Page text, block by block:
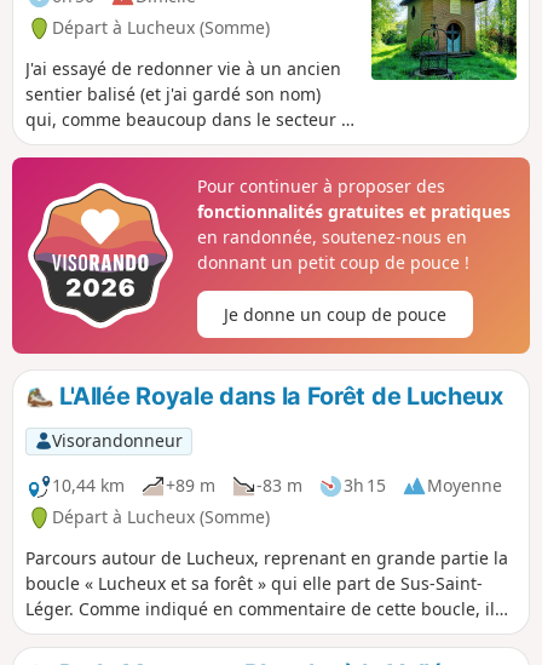
Départ à Lucheux (Somme)
J'ai essayé de redonner vie à un ancien
sentier balisé (et j'ai gardé son nom)
qui, comme beaucoup dans le secteur a
entièrement disparu (le CDRP de la
plus, est injoignable). C'est un parcours
quasiment sans route, mais la traversée
de la Forêt de Lucheux est très difficile
car beaucoup de sentiers sont défoncés.
Heureusement, le balisage GR® y est
correct. Donc parcours difficile, voire
très difficile après les pluies : correct le
19 avril 2026 à part bien sûr la traversée
de la forêt où le "chemin" est chaotique.
Pour continuer à proposer des
fonctionnalités gratuites et pratiques
en randonnée, soutenez-nous en
donnant un petit coup de pouce !
Je donne un coup de pouce
L'Allée Royale dans la Forêt de Lucheux
Visorandonneur
10,44 km
+89 m -83 m 3h 15
Moyenne
Départ à Lucheux (Somme)
Parcours autour de Lucheux, reprenant en grande partie la
boucle « Lucheux et sa forêt » qui elle part de Sus-Saint-
Léger. Comme indiqué en commentaire de cette boucle, il
vaut mieux effectuer cette randonnée par temps sec, la
partie GR®124 dans la forêt étant en très mauvais état. Il